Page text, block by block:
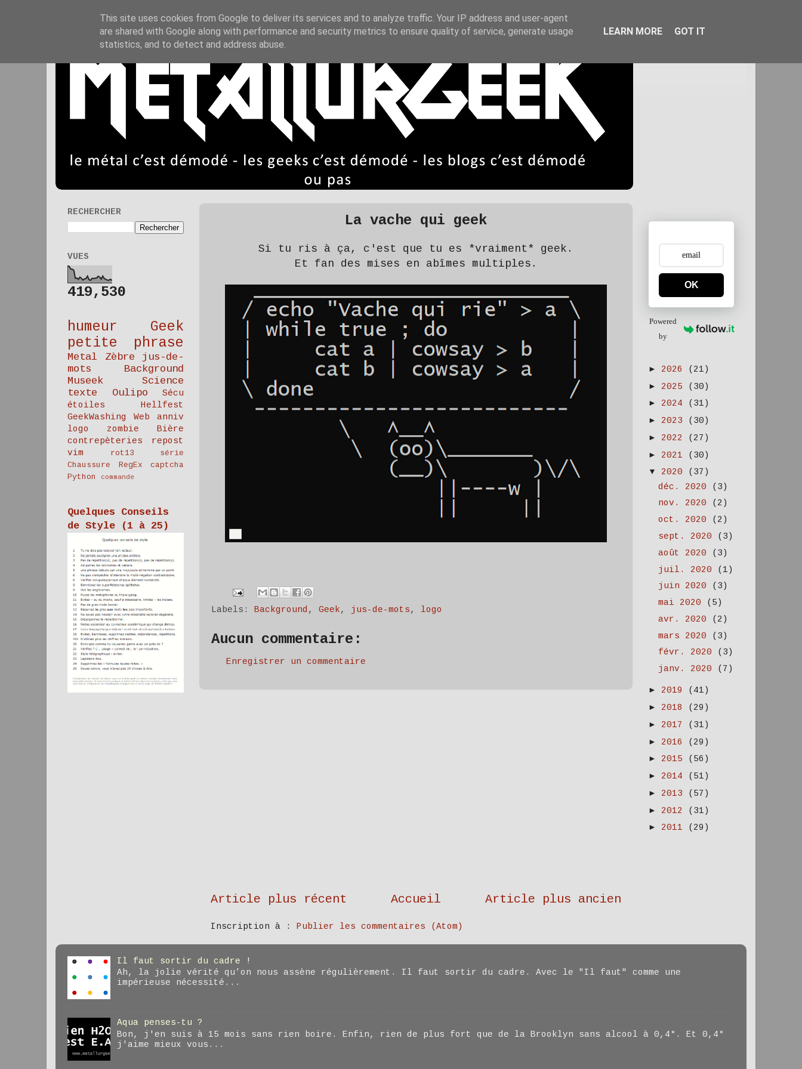
La vache qui geek
Si tu ris à ça, c'est que tu es *vraiment* geek.
Et fan des mises en abîmes multiples.
Labels: Background , Geek, jus-de-mots, logo
Aucun commentaire:
Enregistrer un commentaire
Article plus récent Article plus ancien
Accueil
Inscription à : Publier les commentaires (Atom)
RECHERCHER
VUES
419,530
humeur
Geek
petite phrase
Metal Zèbre
jus-de-
mots
Background
Museek
Science
texte
Oulipo
Sécu
étoiles
Hellfest
GeekWashing
Web
anniv
logo
zombie
Bière
contrepèteries
repost
vim
rot13
série
Chaussure
RegEx
captcha
Python
commande
Quelques Conseils
de Style (1 à 25)
OK
Powered
by
► 2026
(21)
► 2025
(30)
► 2024
(31)
► 2023
(30)
► 2022
(27)
► 2021
(30)
▼ 2020
(37)
déc. 2020
(3)
nov. 2020
(2)
oct. 2020
(2)
sept. 2020
(3)
août 2020
(3)
juil. 2020
(1)
juin 2020
(3)
mai 2020
(5)
avr. 2020
(2)
mars 2020
(3)
févr. 2020
(3)
janv. 2020
(7)
► 2019
(41)
► 2018
(29)
► 2017
(31)
► 2016
(29)
► 2015
(56)
► 2014
(51)
► 2013
(57)
► 2012
(31)
► 2011 (29)
Il faut sortir du cadre !
Ah, la jolie vérité qu’on nous assène régulièrement. Il faut sortir du cadre. Avec le "Il faut" comme une
impérieuse nécessité...
Aqua penses-tu ?
Bon, j'en suis à 15 mois sans rien boire. Enfin, rien de plus fort que de la Brooklyn sans alcool à 0,4°. Et 0,4°
j'aime mieux vous...
This site uses cookies from Google to deliver its services and to analyze traffic. Your IP address and user-agent
are shared with Google along with performance and security metrics to ensure quality of service, generate usage
statistics, and to detect and address abuse.
LEARN MORE GOT IT